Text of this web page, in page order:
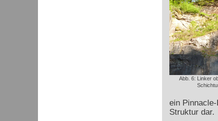
Abb. 6: Linker
ein
Struktur dar.